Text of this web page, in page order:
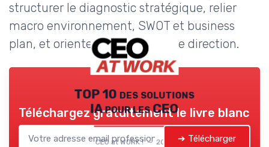
structurer le diagnostic stratégique, relier
macro environnement, SWOT et business
plan, et orienter les décisions de direction.
TOP 10 des solutions
IA pour les CEO
CEO at WORK ! — 2026
Téléchargez gratuitement le livre blanc
➔ Télécharger